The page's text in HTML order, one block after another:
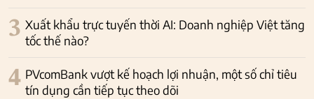
3 Xuất khẩu trực tuyến thời AI: Doanh nghiệp Việt tăng
tốc thế nào?
4 PVcomBank vượt kế hoạch lợi nhuận, một số chỉ tiêu
tín dụng cần tiếp tục theo dõi